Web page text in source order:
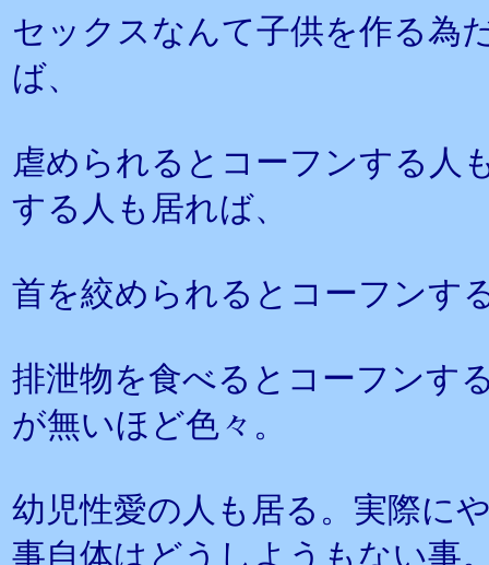
セックスなんて子供を作る為
ば、
虐められるとコーフンする人
する人も居れば、
首を絞められるとコーフンす
排泄物を食べるとコーフンす
が無いほど色々。
幼児性愛の人も居る。実際に
事自体はどうしようもない事